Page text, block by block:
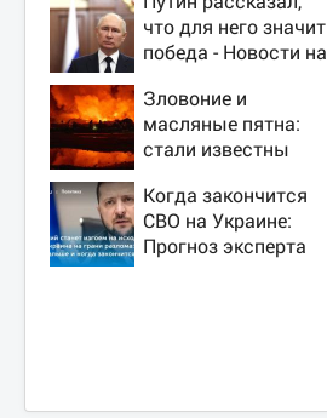
резервов»
что для него значит
победа - Новости на
Зловоние и
масляные пятна:
стали известны
ночного удара РФ
по Киеву
Когда закончится
СВО на Украине:
Прогноз эксперта